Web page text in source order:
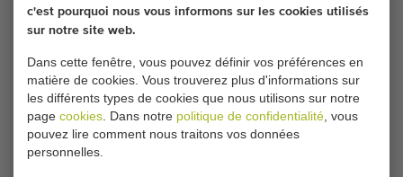
c'est pourquoi nous vous informons sur les cookies utilisés
sur notre site web.
Dans cette fenêtre, vous pouvez définir vos préférences en
matière de cookies. Vous trouverez plus d'informations sur
les différents types de cookies que nous utilisons sur notre
page cookies . Dans notre politique de confidentialité , vous
pouvez lire comment nous traitons vos données
personnelles.
Malheureusement, ce Jacobs planteuse est
maintenant vendu.
Souhaitez-vous être tenu informé lorsqu'un
Repiqueuses/Planteuses comparable sera disponible ?
Remplissez vos coordonnées ici.